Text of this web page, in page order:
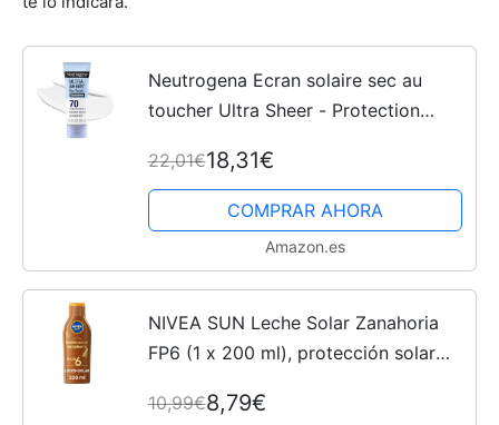
Neutrogena Ecran solaire sec au
toucher Ultra Sheer - Protection
88 ml
22,01€18,31€
COMPRAR AHORA
Amazon.es
NIVEA SUN Leche Solar Zanahoria
FP6 (1 x 200 ml), protección solar
duradero, protector solar hidratante
10,99€8,79€